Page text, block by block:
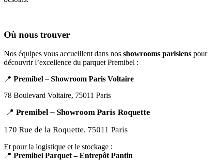
Où nous trouver
Nos équipes vous accueillent dans nos showrooms parisiens pour
découvrir l’excellence du parquet Premibel :
📍 Premibel – Showroom Paris Voltaire
78 Boulevard Voltaire, 75011 Paris
📍 Premibel – Showroom Paris Roquette
170 Rue de la Roquette, 75011 Paris
Et pour la logistique et le stockage :
📍 Premibel Parquet – Entrepôt Pantin